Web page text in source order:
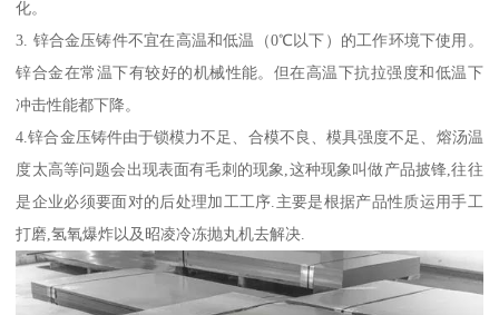
化。
3. 锌合金压铸件不宜在高温和低温（0℃以下）的工作环境下使用。
锌合金在常温下有较好的机械性能。但在高温下抗拉强度和低温下
冲击性能都下降。
4.锌合金压铸件由于锁模力不足、合模不良、模具强度不足、熔汤温
度太高等问题会出现表面有毛刺的现象,这种现象叫做产品披锋,往往
是企业必须要面对的后处理加工工序.主要是根据产品性质运用手工
打磨,氢氧爆炸以及昭凌冷冻抛丸机去解决.